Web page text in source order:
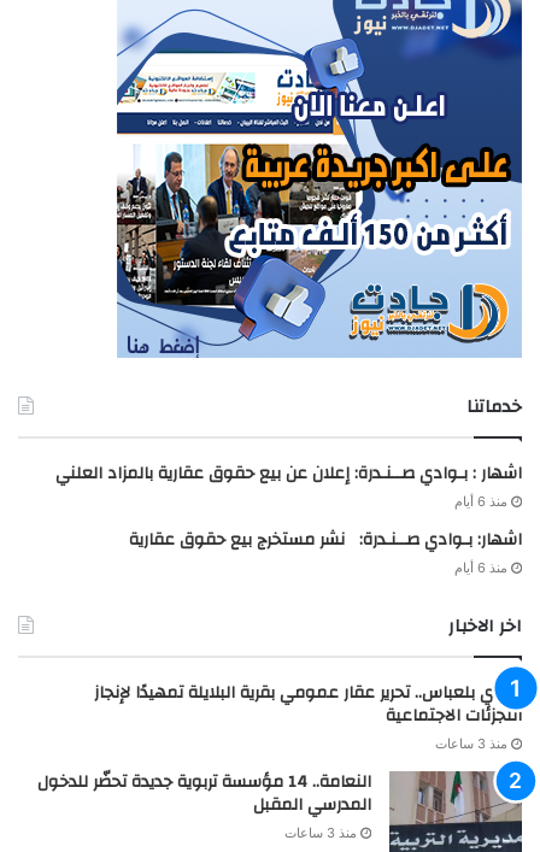
خدماتنا
اشهار : بـوادي صــنـدرة: إعلان عن بيع حقوق عقارية بالمزاد العلني
منذ 6 أيام
اشهار: بـوادي صــنـدرة: نشر مستخرج بيع حقوق عقارية
منذ 6 أيام
اخر الاخبار
سيدي بلعباس.. تحرير عقار عمومي بقرية البلايلة تمهيدًا لإنجاز
التجزئات الاجتماعية
منذ 3 ساعات
النعامة.. 14 مؤسسة تربوية جديدة تحضّر للدخول
المدرسي المقبل
منذ 3 ساعات